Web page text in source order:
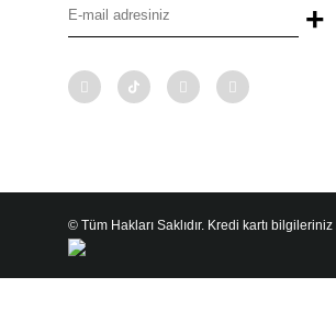
+
© Tüm Hakları Saklıdır. Kredi kartı